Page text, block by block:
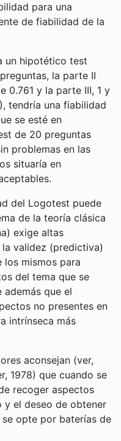
para una
de fiabilidad de la
un hipotético test
la parte II
0.761 y la parte III, 1 y
tendría una fiabilidad
se esté en
de 20 preguntas
problemas en las
situaría en
del Logotest puede
de la teoría clásica
exige altas
validez (predictiva)
los mismos para
del tema que se
además que el
no presentes en
intrínseca más
aconsejan (ver,
1978) que cuando se
recoger aspectos
el deseo de obtener
opte por baterías de